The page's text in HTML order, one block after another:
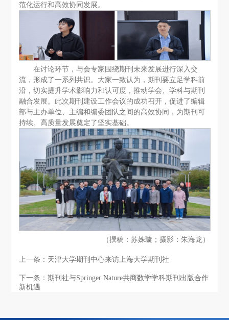
范化运行和高效协同发展。
在讨论环节，与会专家围绕期刊未来发展进行深入交
流，形成了一系列共识。大家一致认为，期刊要立足学科前
沿，切实提升学术影响力和认可度，推动学会、学科与期刊
融合发展。此次期刊建设工作会议的成功召开，促进了编辑
部与主办单位、主编和编委团队之间的高效协同，为期刊可
持续、高质量发展奠定了坚实基础。
（撰稿：苏姝璇；摄影：朱海龙）
上一条： 天津大学期刊中心来访上海大学期刊社
下一条：期刊社与Springer Nature共商数学学科期刊出版合作
新机遇